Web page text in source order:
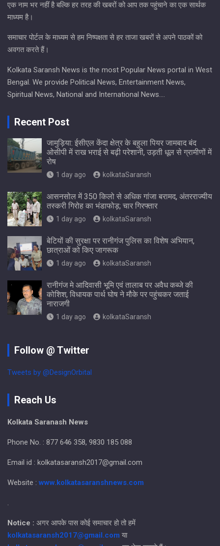
एक नाम भर नहीं है बल्कि हर तरह की खबरों को आप तक पहुंचाने का एक सार्थक
माध्यम है।
समाचार पोर्टल के माध्यम से हम निष्पक्षता से हर ताजा खबरों से अपने पाठकों को
अवगत करते हैं।
Kolkata Saransh News is the most Popular News portal in West
Bengal. We provide Political News, Entertainment News,
Spiritual News, National and International News….
Recent Post
जामुड़िया: ईसीएल केंदा क्षेत्र के बहुला पियर जामबाद बंद
ओसीपी में राख भराई से बढ़ी परेशानी, उड़ती धूल से ग्रामीणों में
रोष
1 day ago kolkataSaransh
आसनसोल में 350 किलो से अधिक गांजा बरामद, अंतरराज्यीय
तस्करी गिरोह का भंडाफोड़; चार गिरफ्तार
1 day ago kolkataSaransh
बेटियों की सुरक्षा पर रानीगंज पुलिस का विशेष अभियान,
छात्राओं को किए जागरूक
1 day ago kolkataSaransh
रानीगंज मे आदिवासी भूमि एवं तालाब पर अवैध कब्जे की
कोशिश, विधायक पार्थ घोष ने मौके पर पहुंचकर जताई
नाराजगी
1 day ago kolkataSaransh
Follow @ Twitter
Tweets by @DesignOrbital
Reach Us
Kolkata Saranash News
Phone No. : 877 646 358, 9830 185 088
Email id : kolkatasaransh2017@gmail.com
Website : www.kolkatasaranshnews.com
.
Notice : अगर आपके पास कोई समाचार हो तो हमें
kolkatasaransh2017@gmail.com या